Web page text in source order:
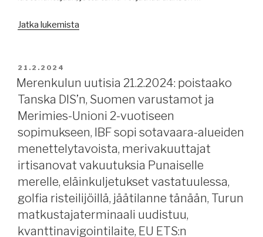
Jatka lukemista
Day
Åland,
BIMCO:lta
uudet
asiakirjapohjat,
Tallink
vahvana,
pakotteet
purevat,
siipiratasvarustamo
konkurssiin,
JULKAISTU
21.2.2024
Merenkulun uutisia 21.2.2024: poistaako
Tanska DIS’n, Suomen varustamot ja
Merimies-Unioni 2-vuotiseen
sopimukseen, IBF sopi sotavaara-alueiden
menettelytavoista, merivakuuttajat
irtisanovat vakuutuksia Punaiselle
merelle, eläinkuljetukset vastatuulessa,
golfia risteilijöillä, jäätilanne tänään, Turun
matkustajaterminaali uudistuu,
kvanttinavigointilaite, EU ETS:n